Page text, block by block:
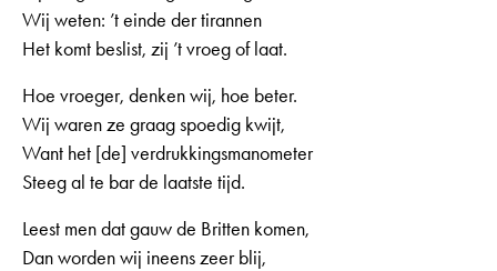
Wij weten: ’t einde der tirannen
Het komt beslist, zij ’t vroeg of laat.
Hoe vroeger, denken wij, hoe beter.
Wij waren ze graag spoedig kwijt,
Want het [de] verdrukkingsmanometer
Steeg al te bar de laatste tijd.
Leest men dat gauw de Britten komen,
Dan worden wij ineens zeer blij,